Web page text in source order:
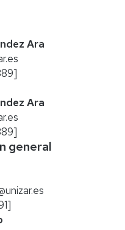
Ara
Ara
general